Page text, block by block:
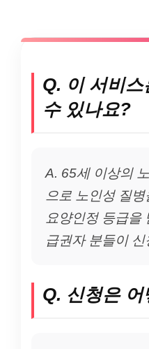
Q. 이 서비
수 있나요?
A. 65세 이상의
으로 노인성 질
요양인정 등급을
급권자 분들이
Q. 신청은